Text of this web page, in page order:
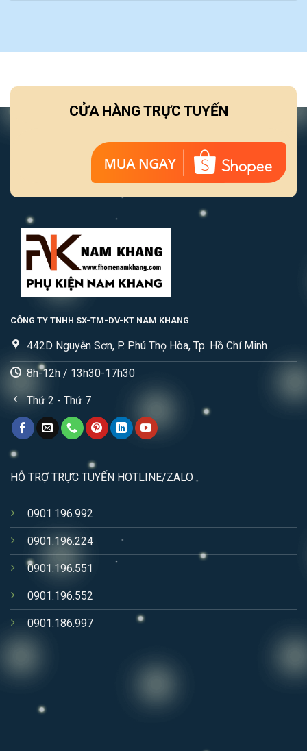
CỬA HÀNG TRỰC TUYẾN
CÔNG TY TNHH SX-TM-DV-KT NAM KHANG
442D Nguyễn Sơn, P. Phú Thọ Hòa, Tp. Hồ Chí Minh
8h-12h / 13h30-17h30
Thứ 2 - Thứ 7
HỖ TRỢ TRỰC TUYẾN HOTLINE/ZALO
0901.196.992
0901.196.224
0901.196.551
0901.196.552
0901.186.997